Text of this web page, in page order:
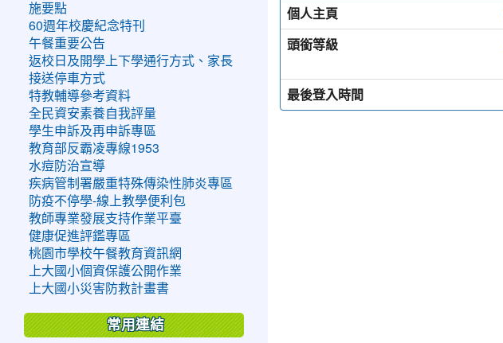
個人主頁
頭銜等級
最後登入時間
施要點
60週年校慶紀念特刊
午餐重要公告
返校日及開學上下學通行方式、家長
接送停車方式
特教輔導參考資料
全民資安素養自我評量
學生申訴及再申訴專區
教育部反霸凌專線1953
水痘防治宣導
疾病管制署嚴重特殊傳染性肺炎專區
防疫不停學-線上教學便利包
教師專業發展支持作業平臺
健康促進評鑑專區
桃園市學校午餐教育資訊網
上大國小個資保護公開作業
上大國小災害防救計畫書
常用連結